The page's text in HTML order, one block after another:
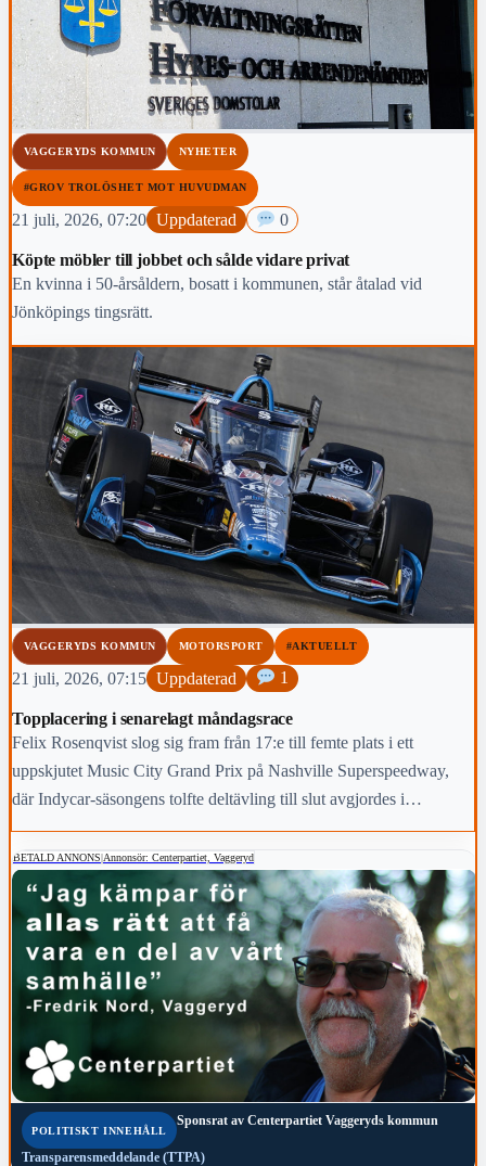
VAGGERYDS KOMMUN NYHETER
#GROV TROLÖSHET MOT HUVUDMAN
21 juli, 2026, 07:20 Uppdaterad 0
Köpte möbler till jobbet och sålde vidare privat
En kvinna i 50-årsåldern, bosatt i kommunen, står åtalad vid
Jönköpings tingsrätt.
VAGGERYDS KOMMUN MOTORSPORT #AKTUELLT
21 juli, 2026, 07:15 Uppdaterad 1
Topplacering i senarelagt måndagsrace
Felix Rosenqvist slog sig fram från 17:e till femte plats i ett
uppskjutet Music City Grand Prix på Nashville Superspeedway,
där Indycar-säsongens tolfte deltävling till slut avgjordes i
tryckande hetta ett dygn senare än planerat.
BETALD ANNONS Annonsör: Centerpartiet, Vaggeryd
POLITISKT INNEHÅLL
Sponsrat av Centerpartiet Vaggeryds kommun
Transparensmeddelande (TTPA)